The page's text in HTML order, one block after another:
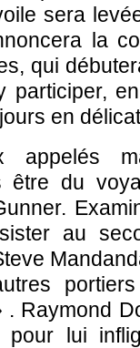
sera
la
qui
participer,
en
appelés
être du
au
. Raymond
pour lui